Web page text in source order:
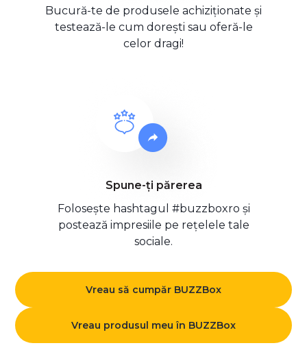
Bucură-te de produsele achiziționate și
testează-le cum dorești sau oferă-le
celor dragi!
Spune-ți părerea
Folosește hashtagul #buzzboxro și
postează impresiile pe rețelele tale
sociale.
Vreau să cumpăr BUZZBox
Vreau produsul meu în BUZZBox